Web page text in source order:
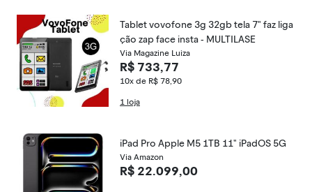
Tablet vovofone 3g 32gb tela 7" faz liga
ção zap face insta - MULTILASE
Via Magazine Luiza
R$ 733,77
10x de R$ 78,90
1 loja
iPad Pro Apple M5 1TB 11" iPadOS 5G
Via Amazon
R$ 22.099,00